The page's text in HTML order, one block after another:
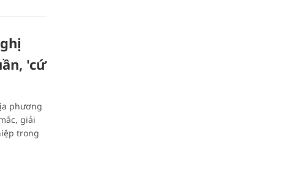
'cứ
phương
giải
trong